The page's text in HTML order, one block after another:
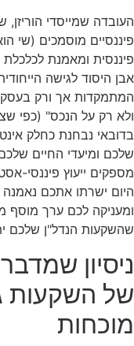
העובדה שמייסדי
פיננסיים מוסמכים (שי
פיננסית ומאמנת
אבן היסוד לגישה
המתמקדות אך ורק
ולא רק על הנכס" (כפי
בדובאי נבחנת כחלק
שלכם ומיעדי החיים
מספקים ייעוץ פיננסי-
היום ישרתו אתכם נאמנה
ומעניקה לכם ערך מוסף
שהשקעות הנדל"ן שלכם
ניסיון
של השקעות
מוכחות